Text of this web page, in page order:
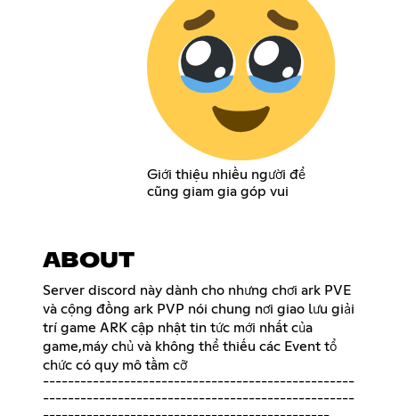
Giới thiệu nhiều người để
cũng giam gia góp vui
ABOUT
Server discord này dành cho nhưng chơi ark PVE
và cộng đồng ark PVP nói chung nơi giao lưu giải
trí game ARK cập nhật tin tức mới nhất của
game,máy chủ và không thể thiếu các Event tổ
chức có quy mô tầm cỡ
--------------------------------------------------
--------------------------------------------------